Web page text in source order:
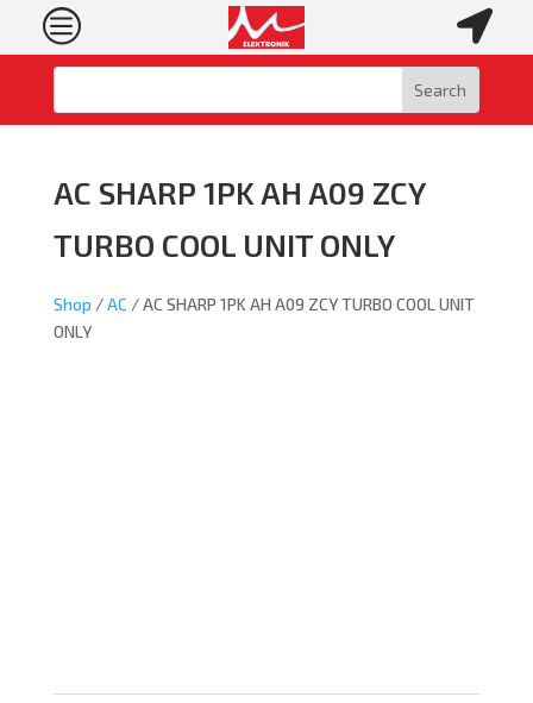
c 
AC SHARP 1PK AH A09 ZCY
TURBO COOL UNIT ONLY
Shop /AC / AC SHARP 1PK AH A09 ZCY TURBO COOL UNIT
ONLY